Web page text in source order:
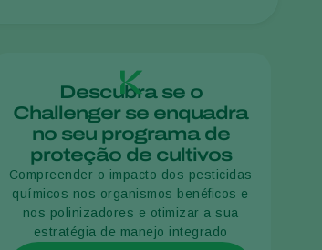
Turkey
USA
United Kingdom
Descubra se o
Challenger se enquadra
no seu programa de
proteção de cultivos
Compreender o impacto dos pesticidas
químicos nos organismos benéficos e
nos polinizadores e otimizar a sua
estratégia de manejo integrado